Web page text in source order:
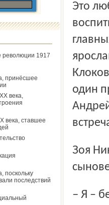
революции 1917
принёсшее
века,
века, ставшее
поскольку
последствий
Это
один
Зоя Николаевна Мухина (на снимке) – мама четырёх
– Я – белоруска из посёлка Стрешня Жлобинского района